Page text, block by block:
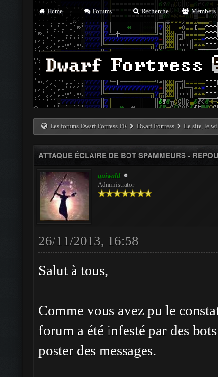
Home Forums Recherche Members
Les forums Dwarf Fortress FR Dwarf Fortress Le site, le
ATTAQUE ÉCLAIRE DE BOT SPAMMEURS -
guiwald
Administrator
26/11/2013, 16:58
Salut à tous,
Comme vous avez pu le
forum a été infesté par des
poster des messages.